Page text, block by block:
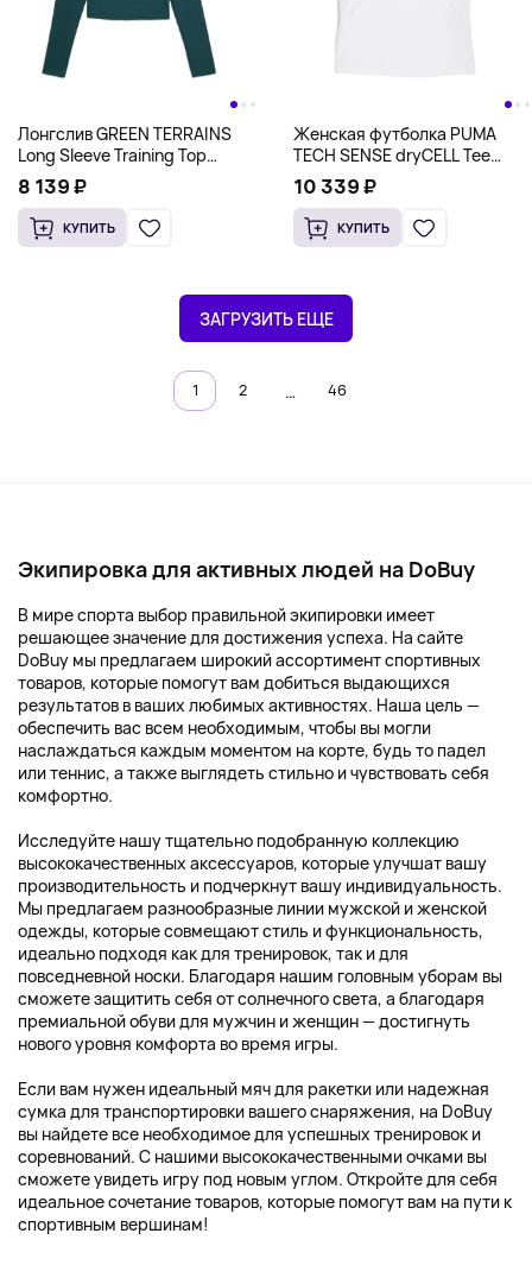
Лонгслив GREEN TERRAINS
Long Sleeve Training Top
Women, зеленый
8 139 ₽
КУПИТЬ
Женская футболка PUMA
TECH SENSE dryCELL Tee
Women, белый
10 339 ₽
КУПИТЬ
ЗАГРУЗИТЬ ЕЩЕ
1 2 … 46
Экипировка для активных людей на DoBuy
В мире спорта выбор правильной экипировки имеет
решающее значение для достижения успеха. На сайте
DoBuy мы предлагаем широкий ассортимент спортивных
товаров, которые помогут вам добиться выдающихся
результатов в ваших любимых активностях. Наша цель —
обеспечить вас всем необходимым, чтобы вы могли
наслаждаться каждым моментом на корте, будь то падел
или теннис, а также выглядеть стильно и чувствовать себя
комфортно.
Исследуйте нашу тщательно подобранную коллекцию
высококачественных аксессуаров, которые улучшат вашу
производительность и подчеркнут вашу индивидуальность.
Мы предлагаем разнообразные линии мужской и женской
одежды, которые совмещают стиль и функциональность,
идеально подходя как для тренировок, так и для
повседневной носки. Благодаря нашим головным уборам вы
сможете защитить себя от солнечного света, а благодаря
премиальной обуви для мужчин и женщин — достигнуть
нового уровня комфорта во время игры.
Если вам нужен идеальный мяч для ракетки или надежная
сумка для транспортировки вашего снаряжения, на DoBuy
вы найдете все необходимое для успешных тренировок и
соревнований. С нашими высококачественными очками вы
сможете увидеть игру под новым углом. Откройте для себя
идеальное сочетание товаров, которые помогут вам на пути к
спортивным вершинам!